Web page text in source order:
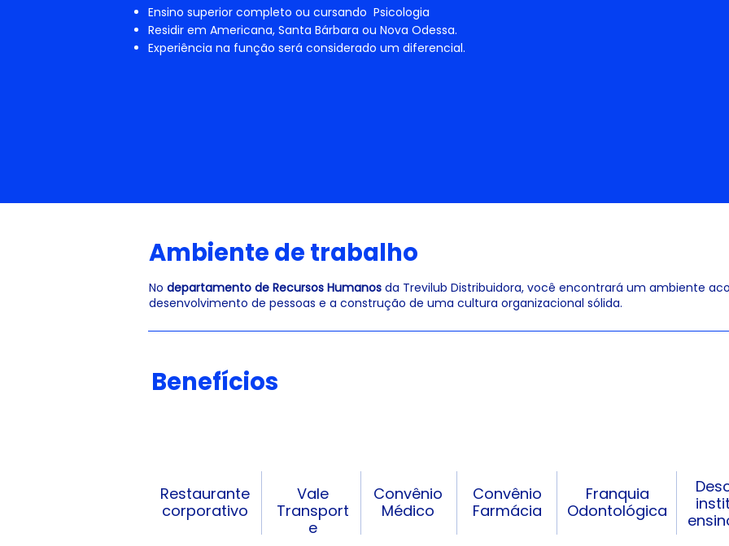
Ensino superior completo ou cursando Psicologia
Residir em Americana, Santa Bárbara ou Nova Odessa.
Experiência na função será considerado um diferencial.
Ambiente de trabalho
No departamento de Recursos Humanos da Trevilub Distribuidora, você encontrará um ambiente
desenvolvimento de pessoas e a construção de uma cultura organizacional sólida.
Benefícios
Restaurante
corporativo
Vale
Transport
e
Convênio
Médico
Convênio
Farmácia
Franquia
Odontológica